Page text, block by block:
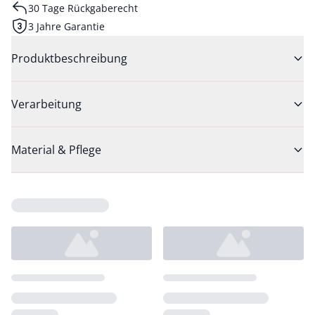
30 Tage Rückgaberecht
3 Jahre Garantie
Produktbeschreibung
Verarbeitung
Material & Pflege